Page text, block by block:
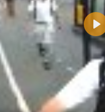
aus Deinem Kommentar entfernt.
"www." oder "http://" in URLs